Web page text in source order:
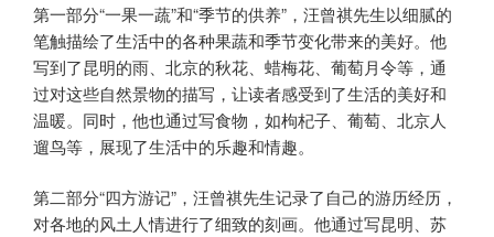
第一部分“一果一蔬”和“季节的供养”，汪曾祺先生以细腻的
笔触描绘了生活中的各种果蔬和季节变化带来的美好。他
写到了昆明的雨、北京的秋花、蜡梅花、葡萄月令等，通
过对这些自然景物的描写，让读者感受到了生活的美好和
温暖。同时，他也通过写食物，如枸杞子、葡萄、北京人
遛鸟等，展现了生活中的乐趣和情趣。
第二部分“四方游记”，汪曾祺先生记录了自己的游历经历，
对各地的风土人情进行了细致的刻画。他通过写昆明、苏